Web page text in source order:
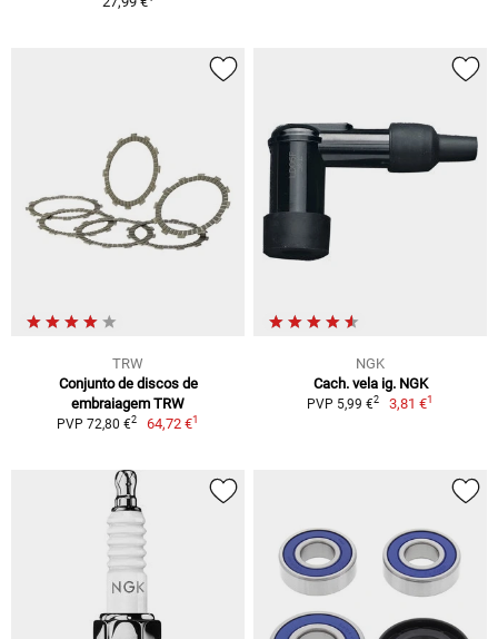
TRW
Conjunto de discos de
embraiagem TRW
PVP 72,80 €2 64,72 €1
NGK
Cach. vela ig. NGK
PVP 5,99 €2 3,81 €1